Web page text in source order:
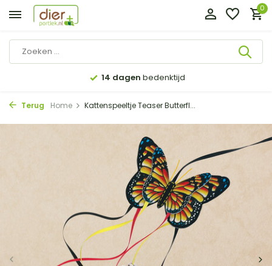
0
14 dagen bedenktijd
Terug Home Kattenspeeltje Teaser Butterfl...